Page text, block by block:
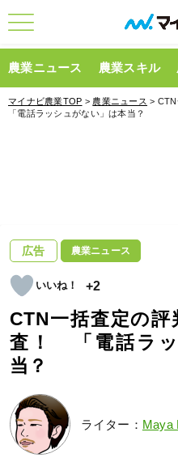
農業ニュース 農業スキル
マイナビ農業TOP > 農業ニュース >
「電話ラッシュがない」は本当？
広告 農業ニュース
+2
CTN一括査定の
査！ 「電話ラ
当？
ライター： Maya